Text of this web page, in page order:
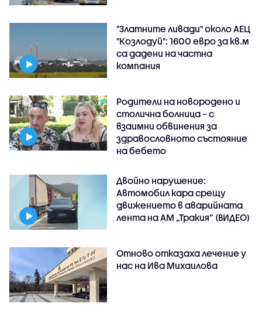
"Златните ливади" около АЕЦ
"Козлодуй": 1600 евро за кв.м
са дадени на частна
компания
Родители на новородено и
столична болница – с
взаимни обвинения за
здравословното състояние
на бебето
Двойно нарушение:
Автомобил кара срещу
движението в аварийната
лента на АМ „Тракия” (ВИДЕО)
Отново отказаха лечение у
нас на Ива Михаилова